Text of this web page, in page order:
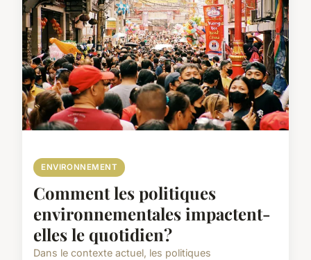
ENVIRONNEMENT
Comment les politiques
environnementales impactent-
elles le quotidien?
Dans le contexte actuel, les politiques